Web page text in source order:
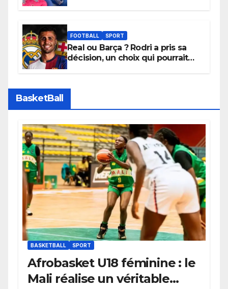
apaisées.
FOOTBALL SPORT
Real ou Barça ? Rodri a pris sa
décision, un choix qui pourrait
BasketBall
BASKETBALL SPORT
Afrobasket U18 féminine : le
Mali réalise un véritable